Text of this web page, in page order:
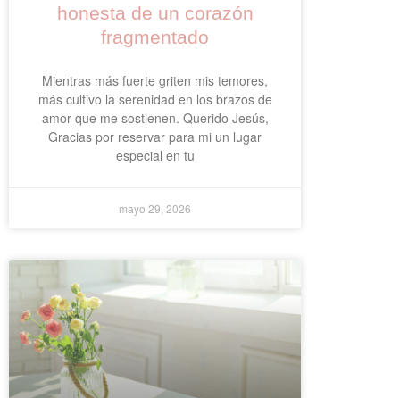
honesta de un corazón
fragmentado
Mientras más fuerte griten mis temores,
más cultivo la serenidad en los brazos de
amor que me sostienen. Querido Jesús,
Gracias por reservar para mi un lugar
especial en tu
mayo 29, 2026